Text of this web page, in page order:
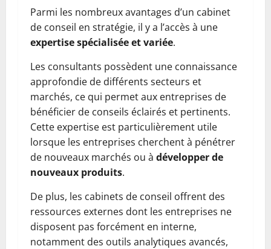
Parmi les nombreux avantages d’un cabinet
de conseil en stratégie, il y a l’accès à une
expertise spécialisée et variée.
Les consultants possèdent une connaissance
approfondie de différents secteurs et
marchés, ce qui permet aux entreprises de
bénéficier de conseils éclairés et pertinents.
Cette expertise est particulièrement utile
lorsque les entreprises cherchent à pénétrer
de nouveaux marchés ou à développer de
nouveaux produits.
De plus, les cabinets de conseil offrent des
ressources externes dont les entreprises ne
disposent pas forcément en interne,
notamment des outils analytiques avancés,